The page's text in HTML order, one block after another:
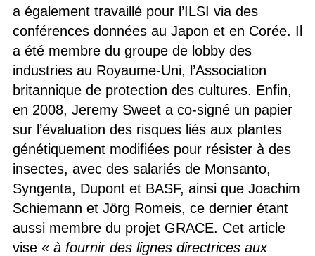
a également travaillé pour l’ILSI via des
conférences données au Japon et en Corée. Il
a été membre du groupe de lobby des
industries au Royaume-Uni, l’Association
britannique de protection des cultures. Enfin,
en 2008, Jeremy Sweet a co-signé un papier
sur l’évaluation des risques liés aux plantes
génétiquement modifiées pour résister à des
insectes, avec des salariés de Monsanto,
Syngenta, Dupont et BASF, ainsi que Joachim
Schiemann et Jörg Romeis, ce dernier étant
aussi membre du projet GRACE. Cet article
vise « à fournir des lignes directrices aux